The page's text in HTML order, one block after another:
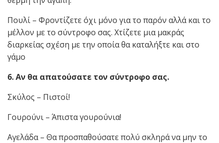
Πουλί – Φροντίζετε όχι μόνο για το παρόν αλλά και το
μέλλον με το σύντροφο σας. Χτίζετε μια μακράς
διαρκείας σχέση με την οποία θα καταλήξτε και στο
γάμο
6. Αν θα απατούσατε τον σύντροφο σας.
Σκύλος – Πιστοί!
Γουρούνι – Άπιστα γουρούνια!
Αγελάδα – Θα προσπαθούσατε πολύ σκληρά να μην το